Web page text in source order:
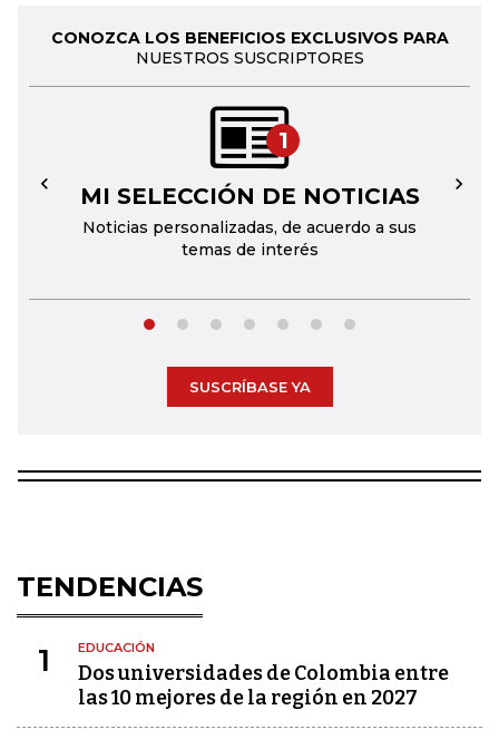
CONOZCA LOS BENEFICIOS EXCLUSIVOS PARA
NUESTROS SUSCRIPTORES
1
MI SELECCIÓN DE NOTICIAS
Noticias personalizadas, de acuerdo a sus
temas de interés
← →
SUSCRÍBASE YA
TENDENCIAS
1 EDUCACIÓN
Dos universidades de Colombia entre
las 10 mejores de la región en 2027